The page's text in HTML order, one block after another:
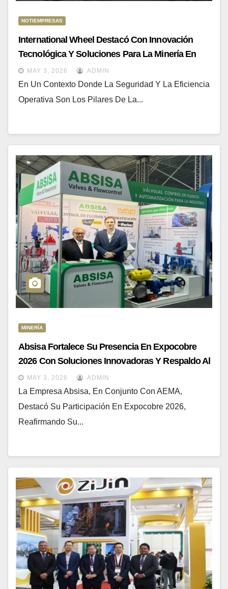
NOTIEMPRESAS
International Wheel Destacó Con Innovación
Tecnológica Y Soluciones Para La Minería En
ExpoCobre 2026
MAY 3, 2026 ADMIN
En Un Contexto Donde La Seguridad Y La Eficiencia
Operativa Son Los Pilares De La...
MINERÍA
Absisa Fortalece Su Presencia En Expocobre
2026 Con Soluciones Innovadoras Y Respaldo Al
Desarrollo Industrial
MAY 3, 2026 ADMIN
La Empresa Absisa, En Conjunto Con AEMA,
Destacó Su Participación En Expocobre 2026,
Reafirmando Su...